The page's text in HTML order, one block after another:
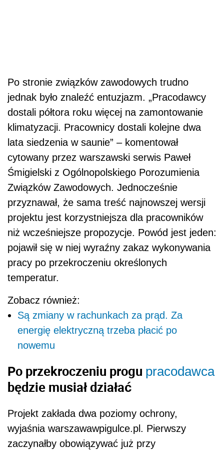
Po stronie związków zawodowych trudno
jednak było znaleźć entuzjazm. „Pracodawcy
dostali półtora roku więcej na zamontowanie
klimatyzacji. Pracownicy dostali kolejne dwa
lata siedzenia w saunie” – komentował
cytowany przez warszawski serwis Paweł
Śmigielski z Ogólnopolskiego Porozumienia
Związków Zawodowych. Jednocześnie
przyznawał, że sama treść najnowszej wersji
projektu jest korzystniejsza dla pracowników
niż wcześniejsze propozycje. Powód jest jeden:
pojawił się w niej wyraźny zakaz wykonywania
pracy po przekroczeniu określonych
temperatur.
Zobacz również:
Są zmiany w rachunkach za prąd. Za
energię elektryczną trzeba płacić po
nowemu
Po przekroczeniu progu pracodawca
będzie musiał działać
Projekt zakłada dwa poziomy ochrony,
wyjaśnia warszawawpigulce.pl. Pierwszy
zaczynałby obowiązywać już przy